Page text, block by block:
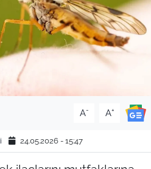
A- A+
24.05.2026 - 15:47